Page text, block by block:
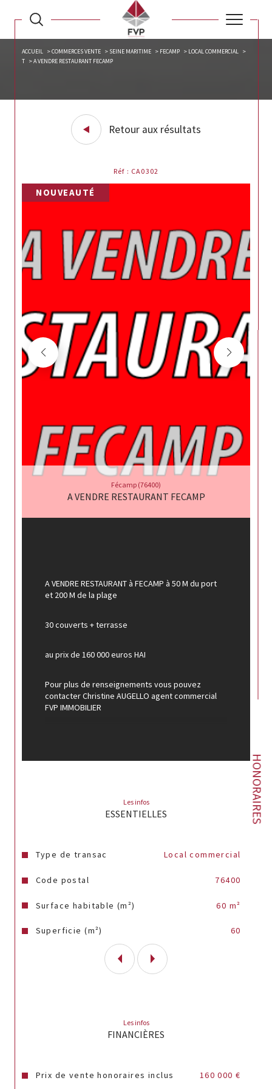
HONORAIRES
ACCUEIL COMMERCES VENTE SEINE MARITIME FECAMP
LOCAL COMMERCIAL
T
A VENDRE RESTAURANT FECAMP
Retour aux résultats
Réf : CA0302
NOUVEAUTÉ
Fécamp (76400)
A VENDRE RESTAURANT FECAMP
Les infos
ESSENTIELLES
Caractéristiques Valeurs
Type de transac Local commercial
Code postal 76400
Surface habitable (m²) 60 m²
Superficie (m²) 60
A VENDRE RESTAURANT à FECAMP à 50 M du port
et 200 M de la plage
30 couverts + terrasse
au prix de 160 000 euros HAI
Pour plus de renseignements vous pouvez
contacter Christine AUGELLO agent commercial
FVP IMMOBILIER
Les infos
FINANCIÈRES
Prix de vente honoraires inclus 160 000 €